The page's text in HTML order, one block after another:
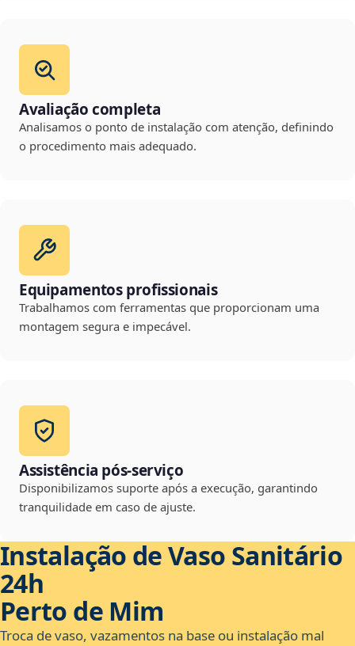
Avaliação completa
Analisamos o ponto de instalação com atenção, definindo
o procedimento mais adequado.
Equipamentos profissionais
Trabalhamos com ferramentas que proporcionam uma
montagem segura e impecável.
Assistência pós-serviço
Disponibilizamos suporte após a execução, garantindo
tranquilidade em caso de ajuste.
Instalação de Vaso Sanitário
24h
Perto de Mim
Troca de vaso, vazamentos na base ou instalação mal